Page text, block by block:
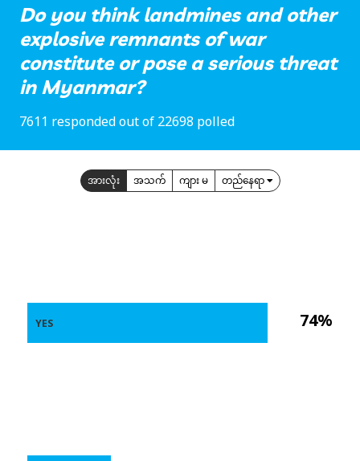
Do you think landmines and other
explosive remnants of war
constitute or pose a serious threat
in Myanmar?
7611 responded out of 22698 polled
အားလုံး အသက် ကျား မ တည်နေရာ
74%
YES